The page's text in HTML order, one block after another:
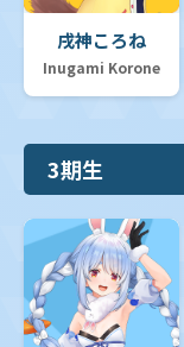
戌神ころね
Inugami Korone
3期生